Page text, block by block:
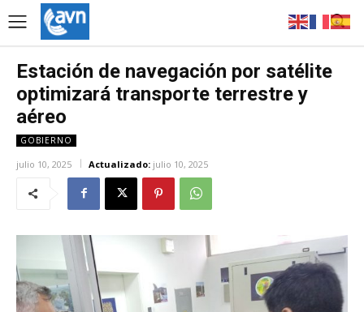
Estación de navegación por satélite
optimizará transporte terrestre y
aéreo
GOBIERNO
julio 10, 2025 Actualizado: julio 10, 2025